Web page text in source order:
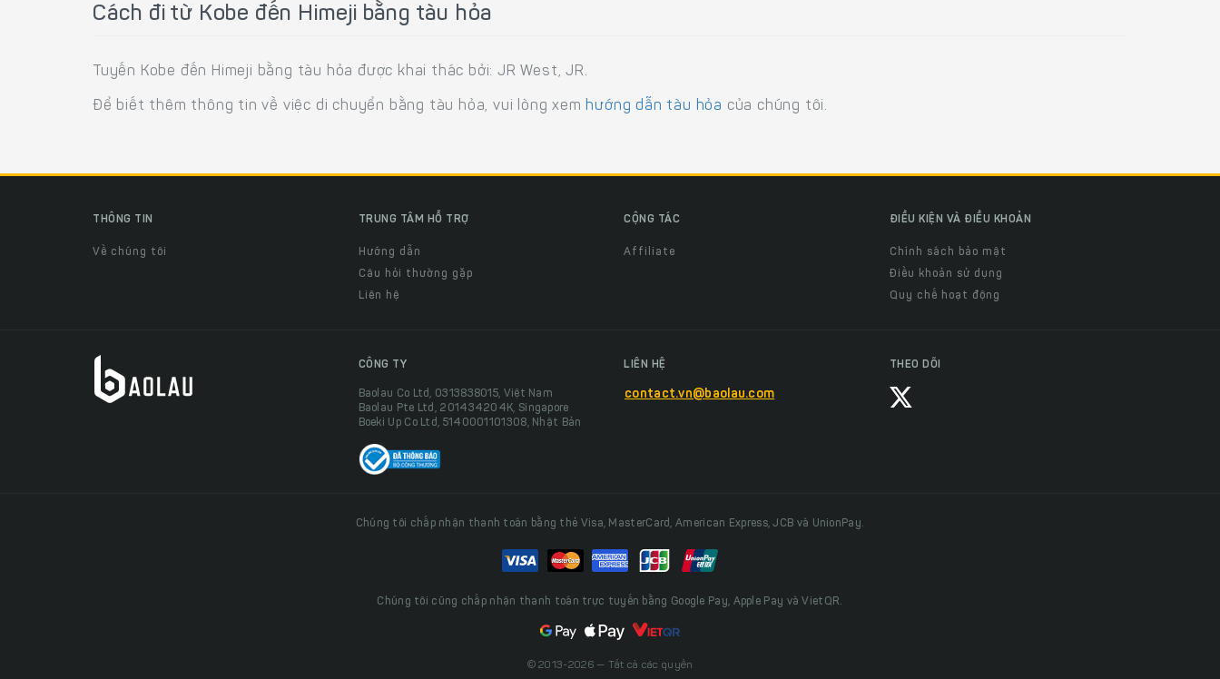
Cách đi từ Kobe đến Himeji bằng tàu hỏa
Tuyến Kobe đến Himeji bằng tàu hỏa được khai thác bởi: JR West, JR.
Để biết thêm thông tin về việc di chuyển bằng tàu hỏa, vui lòng xemhướng dẫn tàu hỏa của chúng tôi.
THÔNG TIN
Về chúng tôi
TRUNG TÂM HỖ TRỢ
Hướng dẫn
Câu hỏi thường gặp
Liên hệ
CỘNG TÁC
Affiliate
ĐIỀU KIỆN VÀ ĐIỀU KHOẢN
Chính sách bảo mật
Điều khoản sử dụng
Quy chế hoạt động
CÔNG TY
Baolau Co Ltd, 0313838015, Việt Nam
Baolau Pte Ltd, 201434204K, Singapore
Boeki Up Co Ltd, 5140001101308, Nhật Bản
LIÊN HỆ
contact.vn@baolau.com
THEO DÕI
Chúng tôi chấp nhận thanh toán bằng thẻ Visa, MasterCard, American Express, JCB và UnionPay.
Chúng tôi cũng chấp nhận thanh toán trực tuyến bằng Google Pay, Apple Pay và VietQR.
© 2013-2026 — Tất cả các quyền